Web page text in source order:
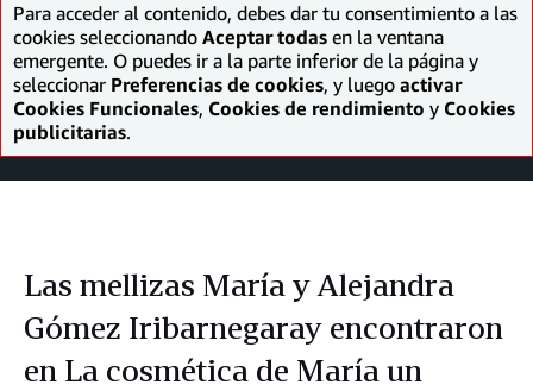
Para acceder al contenido, debes dar tu consentimiento a las
cookies seleccionando Aceptar todas en la ventana
emergente. O puedes ir a la parte inferior de la página y
seleccionar Preferencias de cookies, y luego activar
Cookies Funcionales, Cookies de rendimiento y Cookies
publicitarias.
Las mellizas María y Alejandra
Gómez Iribarnegaray encontraron
en La cosmética de María un